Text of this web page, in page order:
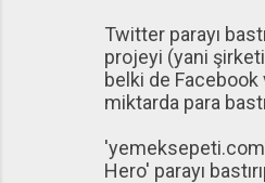
Twitter parayı
projeyi (yani
belki de
miktarda para
Hero' parayı